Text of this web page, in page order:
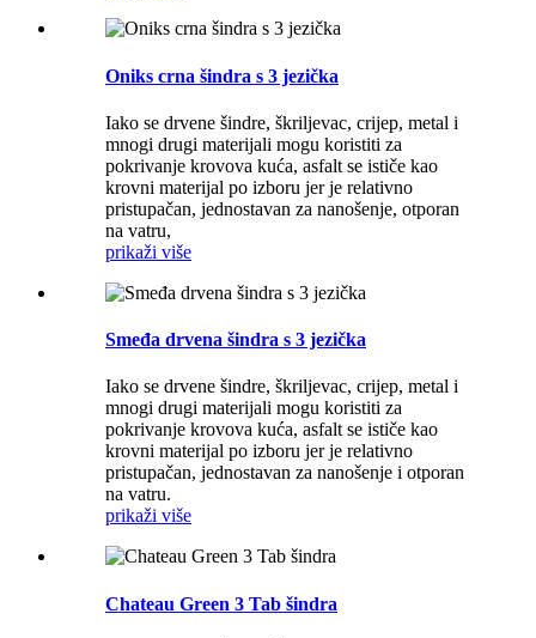
Oniks crna šindra s 3 jezička
Iako se drvene šindre, škriljevac, crijep, metal i
mnogi drugi materijali mogu koristiti za
pokrivanje krovova kuća, asfalt se ističe kao
krovni materijal po izboru jer je relativno
pristupačan, jednostavan za nanošenje, otporan
na vatru,
prikaži više
Smeđa drvena šindra s 3 jezička
Iako se drvene šindre, škriljevac, crijep, metal i
mnogi drugi materijali mogu koristiti za
pokrivanje krovova kuća, asfalt se ističe kao
krovni materijal po izboru jer je relativno
pristupačan, jednostavan za nanošenje i otporan
na vatru.
prikaži više
Chateau Green 3 Tab šindra